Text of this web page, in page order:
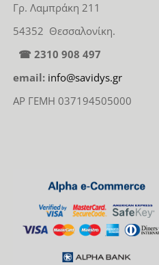
Γρ. Λαμπράκη 211
54352 Θεσσαλονίκη.
☎ 2310 908 497
email: info@savidys.gr
ΑΡ ΓΕΜΗ 037194505000